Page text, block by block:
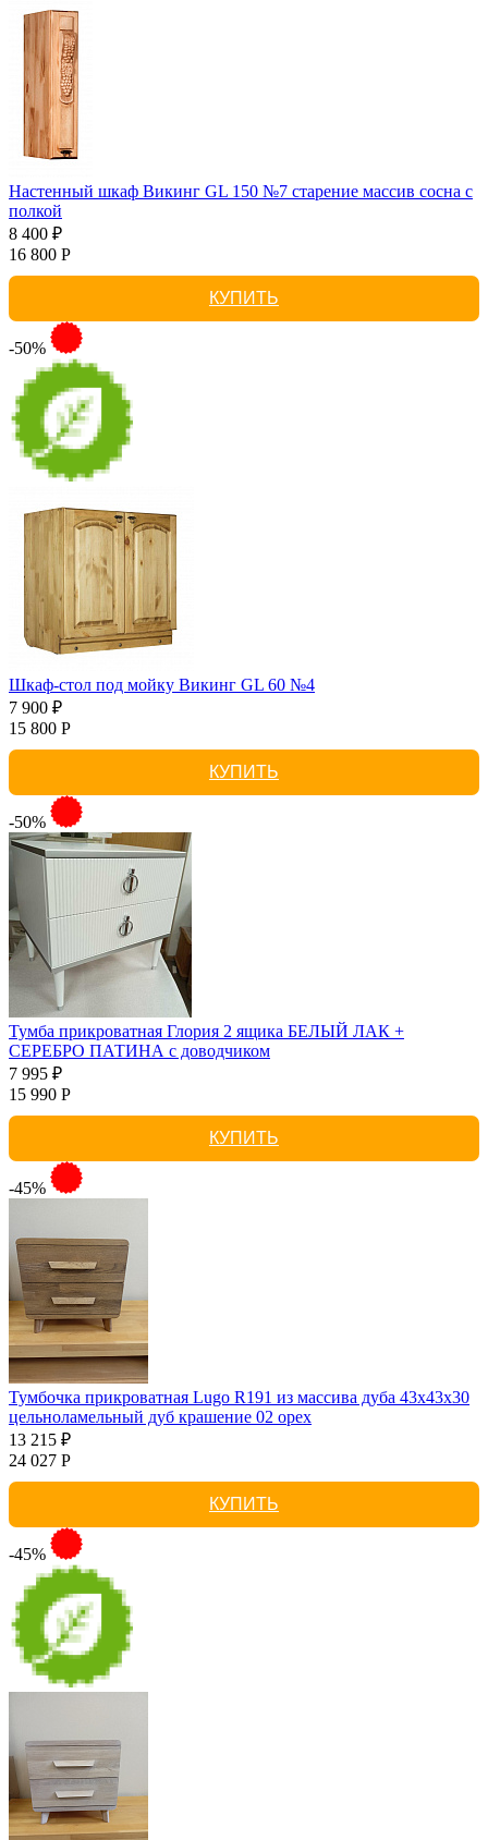
Настенный шкаф Викинг GL 150 №7 старение массив сосна с
полкой
8 400 ₽
16 800 Р
КУПИТЬ
-50%
Шкаф-стол под мойку Викинг GL 60 №4
7 900 ₽
15 800 Р
КУПИТЬ
-50%
Тумба прикроватная Глория 2 ящика БЕЛЫЙ ЛАК +
СЕРЕБРО ПАТИНА с доводчиком
7 995 ₽
15 990 Р
КУПИТЬ
-45%
Тумбочка прикроватная Lugo R191 из массива дуба 43х43х30
цельноламельный дуб крашение 02 орех
13 215 ₽
24 027 Р
КУПИТЬ
-45%